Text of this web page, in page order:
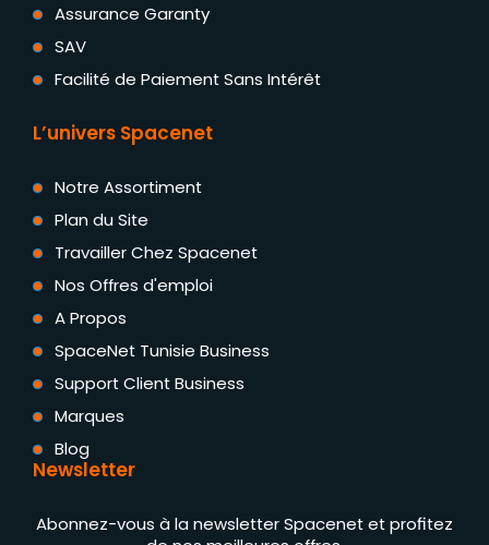
Assurance Garanty
SAV
Facilité de Paiement Sans Intérêt
L’univers Spacenet
Notre Assortiment
Plan du Site
Travailler Chez Spacenet
Nos Offres d'emploi
A Propos
SpaceNet Tunisie Business
Support Client Business
Marques
Blog
Newsletter
Abonnez-vous à la newsletter Spacenet et profitez